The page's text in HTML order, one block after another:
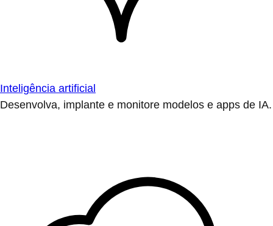
Inteligência artificial
Desenvolva, implante e monitore modelos e apps de IA.